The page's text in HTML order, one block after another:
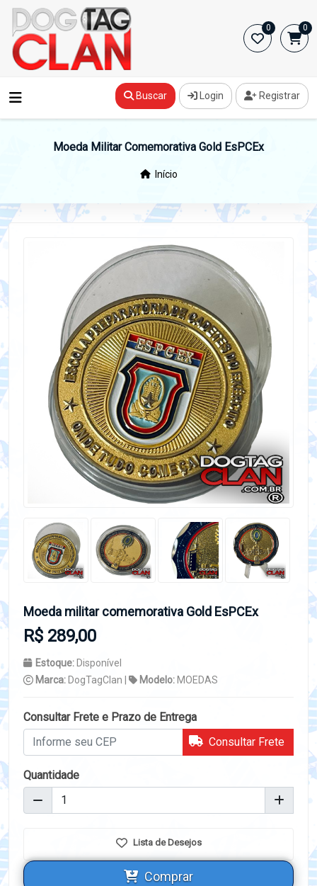
0 0
Buscar Login Registrar
Moeda Militar Comemorativa Gold EsPCEx
Início
Moeda militar comemorativa Gold EsPCEx
R$ 289,00
Estoque: Disponível
Marca: DogTagClan | Modelo: MOEDAS
Consultar Frete e Prazo de Entrega
Consultar Frete
Quantidade
Lista de Desejos
Comprar